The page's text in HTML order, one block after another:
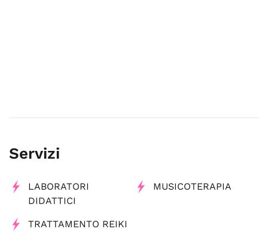
Servizi
LABORATORI
DIDATTICI
MUSICOTERAPIA
TRATTAMENTO REIKI